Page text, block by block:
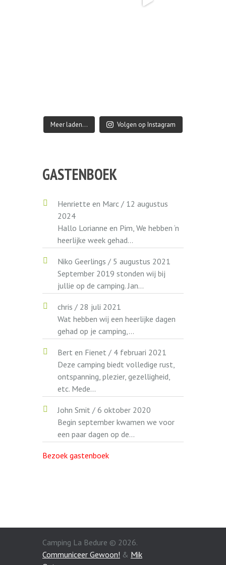
Meer laden… Volgen op Instagram
GASTENBOEK
Henriette en Marc / 12 augustus
2024
Hallo Lorianne en Pim, We hebben ‘n
heerlijke week gehad...
Niko Geerlings / 5 augustus 2021
September 2019 stonden wij bij
jullie op de camping. Jan...
chris / 28 juli 2021
Wat hebben wij een heerlijke dagen
gehad op je camping,...
Bert en Fienet / 4 februari 2021
Deze camping biedt volledige rust,
ontspanning, plezier, gezelligheid,
etc. Mede...
John Smit /6 oktober 2020
Begin september kwamen we voor
een paar dagen op de...
Bezoek gastenboek
Camping La Bedure © 2026.
Communiceer Gewoon! & Mik